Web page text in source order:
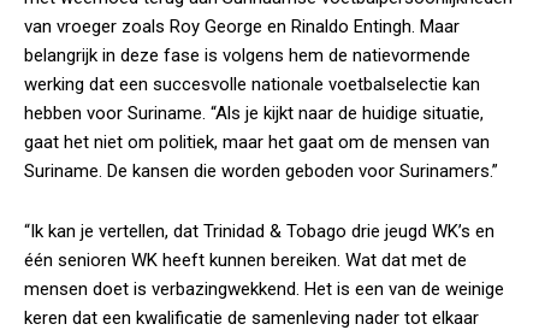
van vroeger zoals Roy George en Rinaldo Entingh. Maar
belangrijk in deze fase is volgens hem de natievormende
werking dat een succesvolle nationale voetbalselectie kan
hebben voor Suriname. “Als je kijkt naar de huidige situatie,
gaat het niet om politiek, maar het gaat om de mensen van
Suriname. De kansen die worden geboden voor Surinamers.”
“Ik kan je vertellen, dat Trinidad & Tobago drie jeugd WK’s en
één senioren WK heeft kunnen bereiken. Wat dat met de
mensen doet is verbazingwekkend. Het is een van de weinige
keren dat een kwalificatie de samenleving nader tot elkaar